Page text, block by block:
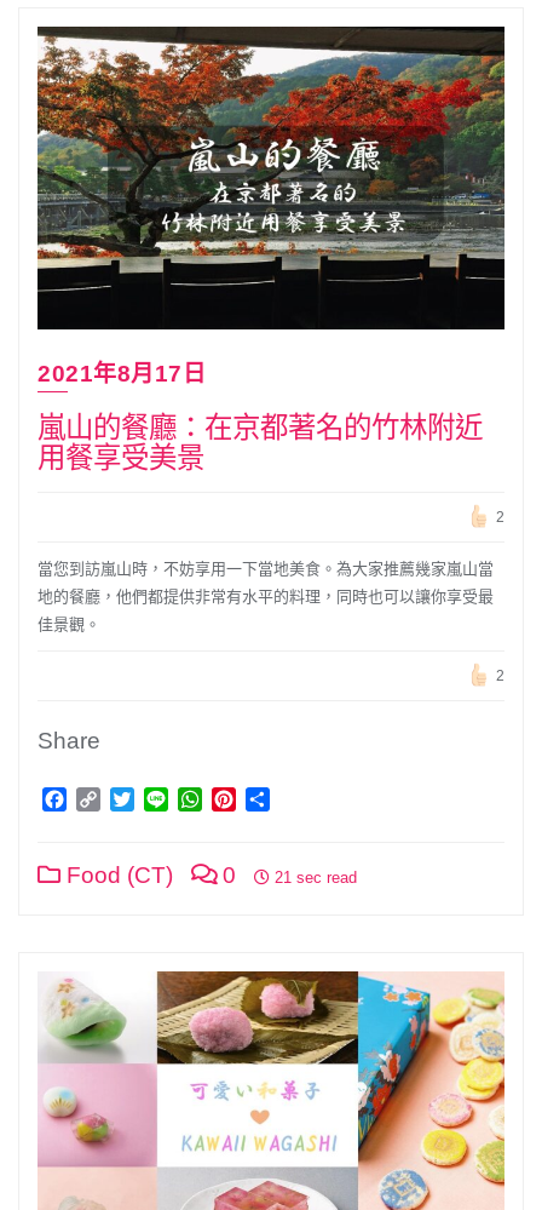
2021年8月17日
嵐山的餐廳：在京都著名的竹林附近
用餐享受美景
2
當您到訪嵐山時，不妨享用一下當地美食。為大家推薦幾家嵐山當
地的餐廳，他們都提供非常有水平的料理，同時也可以讓你享受最
佳景觀。
2
Share
Facebook
Copy TwitterLine WhatsApp
Pinterest
Food (CT) 0 21 sec read